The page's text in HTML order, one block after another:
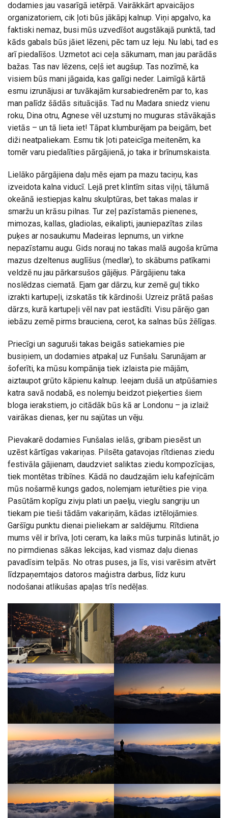
dodamies jau vasarīgā ietērpā. Vairākkārt apvaicājos
organizatoriem, cik ļoti būs jākāpj kalnup. Viņi apgalvo, ka
faktiski nemaz, busi mūs uzvedīšot augstākajā punktā, tad
kāds gabals būs jāiet lēzeni, pēc tam uz leju. Nu labi, tad es
arī piedalīšos. Uzmetot aci ceļa sākumam, man jau parādās
bažas. Tas nav lēzens, ceļš iet augšup. Tas nozīmē, ka
visiem būs mani jāgaida, kas galīgi neder. Laimīgā kārtā
esmu izrunājusi ar tuvākajām kursabiedrenēm par to, kas
man palīdz šādās situācijās. Tad nu Madara sniedz vienu
roku, Dina otru, Agnese vēl uzstumj no muguras stāvākajās
vietās – un tā lieta iet! Tāpat klumburējam pa beigām, bet
diži neatpaliekam. Esmu tik ļoti pateicīga meitenēm, ka
tomēr varu piedalīties pārgājienā, jo taka ir brīnumskaista.
Lielāko pārgājiena daļu mēs ejam pa mazu taciņu, kas
izveidota kalna viducī. Lejā pret klintīm sitas viļņi, tālumā
okeānā iestiepjas kalnu skulptūras, bet takas malas ir
smaržu un krāsu pilnas. Tur zeļ pazīstamās pienenes,
mimozas, kallas, gladiolas, eikalipti, jauniepazītas zilas
puķes ar nosaukumu Madeiras lepnums, un virkne
nepazīstamu augu. Gids norauj no takas malā augoša krūma
mazus dzeltenus auglīšus (medlar), to skābums patīkami
veldzē nu jau pārkarsušos gājējus. Pārgājienu taka
noslēdzas ciematā. Ejam gar dārzu, kur zemē guļ tikko
izrakti kartupeļi, izskatās tik kārdinoši. Uzreiz prātā pašas
dārzs, kurā kartupeļi vēl nav pat iestādīti. Visu pārējo gan
iebāzu zemē pirms brauciena, cerot, ka salnas būs žēlīgas.
Priecīgi un saguruši takas beigās satiekamies pie
busiņiem, un dodamies atpakaļ uz Funšalu. Sarunājam ar
šoferīti, ka mūsu kompānija tiek izlaista pie mājām,
aiztaupot grūto kāpienu kalnup. Ieejam dušā un atpūšamies
katra savā nodabā, es nolemju beidzot pieķerties šiem
bloga ierakstiem, jo citādāk būs kā ar Londonu – ja izlaiž
vairākas dienas, ķer nu sajūtas un vēju.
Pievakarē dodamies Funšalas ielās, gribam piesēst un
uzēst kārtīgas vakariņas. Pilsēta gatavojas rītdienas ziedu
festivāla gājienam, daudzviet saliktas ziedu kompozīcijas,
tiek montētas tribīnes. Kādā no daudzajām ielu kafejnīcām
mūs nošarmē kungs gados, nolemjam ieturēties pie viņa.
Pasūtām kopīgu zivju plati un paelju, vieglu sangriju un
tiekam pie tieši tādām vakariņām, kādas iztēlojāmies.
Garšīgu punktu dienai pieliekam ar saldējumu. Rītdiena
mums vēl ir brīva, ļoti ceram, ka laiks mūs turpinās lutināt, jo
no pirmdienas sākas lekcijas, kad vismaz daļu dienas
pavadīsim telpās. No otras puses, ja līs, visi varēsim atvērt
līdzpaņemtajos datoros maģistra darbus, līdz kuru
nodošanai atlikušas apaļas trīs nedēļas.